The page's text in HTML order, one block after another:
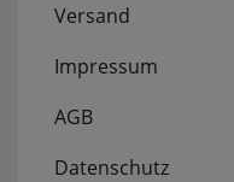
Versand
Impressum
AGB
Datenschutz